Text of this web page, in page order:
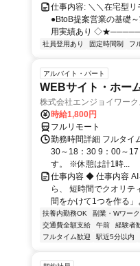
仕事内容: ＼＼在宅
●BtoB提案営業の基礎
用実績あり
社員登用あり 固定時間制 フ
アルバイト・パート
WEBサイト・ホー
株式会社エンジョイワーク
時給1,800円
フルリモート
勤務時間詳細 フルタイ
30～18：30 9：00～
す。 ※休憩は計1時...
仕事内容 ◆ 仕事内容 AI
ら、 短時間でクオリテ
間をかけて1つを作る
扶養内勤務OK 副業・Wワー
交通費全額支給
午前 経験者
フルタイム歓迎
駅近5分以内